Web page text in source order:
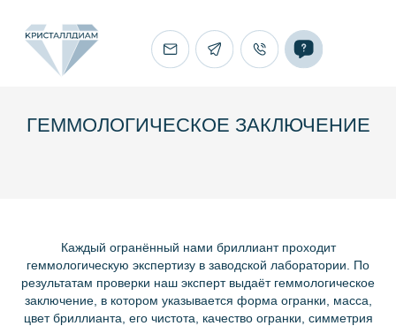
ГЕММОЛОГИЧЕСКОЕ ЗАКЛЮЧЕНИЕ
Каждый огранённый нами бриллиант проходит
геммологическую экспертизу в заводской лаборатории. По
результатам проверки наш эксперт выдаёт геммологическое
заключение, в котором указывается форма огранки, масса,
цвет бриллианта, его чистота, качество огранки, симметрия